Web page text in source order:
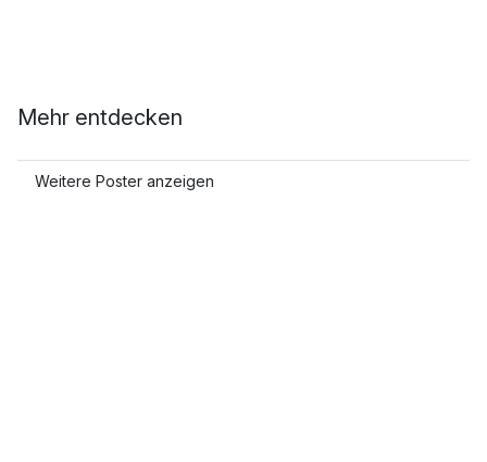
Mehr entdecken
Weitere Poster anzeigen